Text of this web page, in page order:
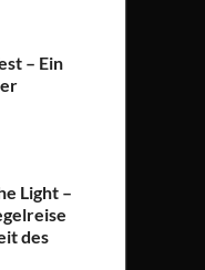
– Ein
Light –
des